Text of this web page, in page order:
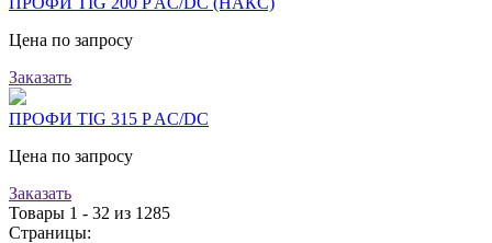
Цена по запросу
Заказать
ПРОФИ TIG 315 P AC/DC
Цена по запросу
Заказать
Товары 1 - 32 из 1285
Страницы: